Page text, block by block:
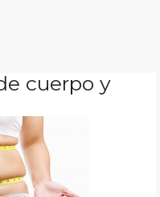
cuerpo y